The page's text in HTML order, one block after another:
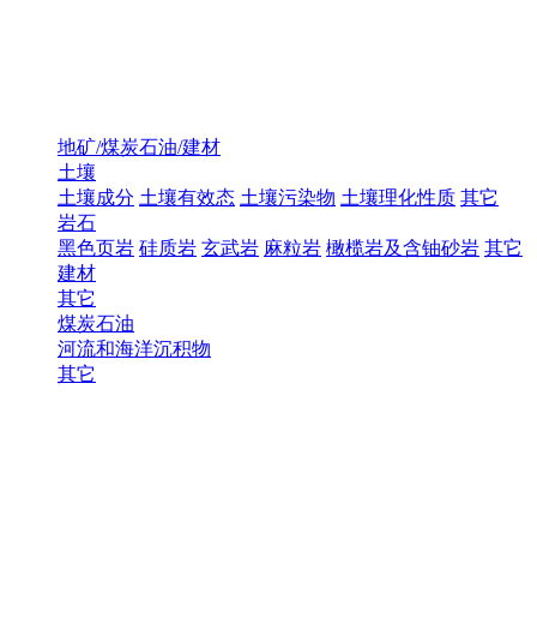
地矿/煤炭石油/建材
土壤
土壤成分 土壤有效态 土壤污染物 土壤理化性质 其它
岩石
黑色页岩 硅质岩 玄武岩 麻粒岩 橄榄岩及含铀砂岩 其它
建材
其它
煤炭石油
河流和海洋沉积物
其它